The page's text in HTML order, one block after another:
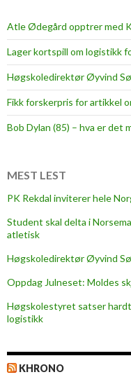
Atle Ødegård opptrer med
Lager kortspill om logistikk
Høgskoledirektør Øyvind
Fikk forskerpris for artikkel
Bob Dylan (85) – hva er det
MEST LEST
PK Rekdal inviterer hele
Student skal delta i
atletisk
Høgskoledirektør Øyvind
Oppdag Julneset: Moldes
Høgskolestyret satser
logistikk
KHRONO